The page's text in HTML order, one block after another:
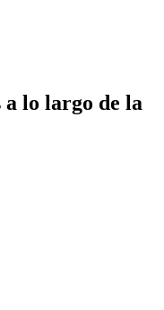
lo largo de la